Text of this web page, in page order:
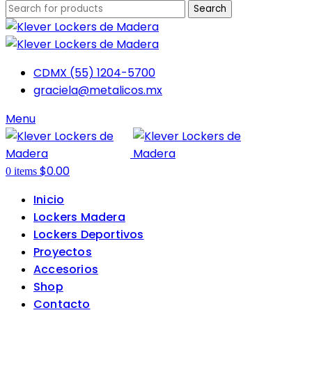
Search
CDMX (55) 1204-5700
graciela@metalicos.mx
Menu
0 items $0.00
Inicio
Lockers Madera
Lockers Deportivos
Proyectos
Accesorios
Shop
Contacto